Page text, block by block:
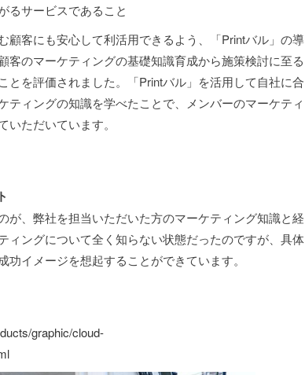
るサービスであること
顧客にも安心して利活用できるよう、「Printバル」の導
客のマーケティングの基礎知識育成から施策検討に至る
とを評価されました。「Printバル」を活用して自社に合
ティングの知識を学べたことで、メンバーのマーケティ
ただいています。
が、弊社を担当いただいた方のマーケティング知識と経
ィングについて全く知らない状態だったのですが、具体
イメージを想起することができています。
graphic/cloud-